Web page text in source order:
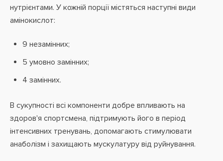
нутрієнтами. У кожній порції містяться наступні види
амінокислот:
9 незамінних;
5 умовно замінних;
4 замінних.
В сукупності всі компоненти добре впливають на
здоров'я спортсмена, підтримують його в період
інтенсивних тренувань, допомагають стимулювати
анаболізм і захищають мускулатуру від руйнування.